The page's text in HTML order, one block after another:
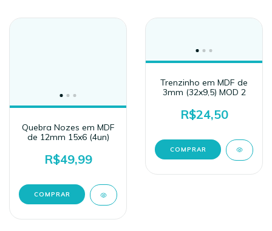
Quebra Nozes em MDF
de 12mm 15x6 (4un)
R$49,99
Trenzinho em MDF de
3mm (32x9,5) MOD 2
R$24,50